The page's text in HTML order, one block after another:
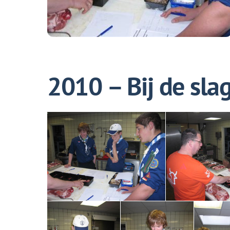
2010 – Bij de